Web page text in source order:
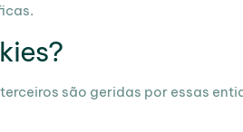
são geridas por essas